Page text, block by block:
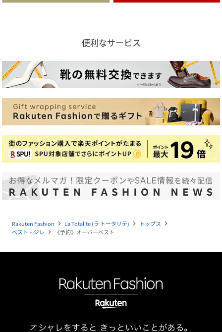
便利なサービス
Rakuten Fashion navigate_next La Totalite (ラ トータリテ) navigate_next トップス navigate_next
ベスト・ジレ navigate_next 《予約》オーバーベスト